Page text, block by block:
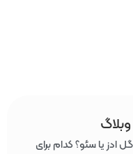
ادز یا سئو؟ کدام برای